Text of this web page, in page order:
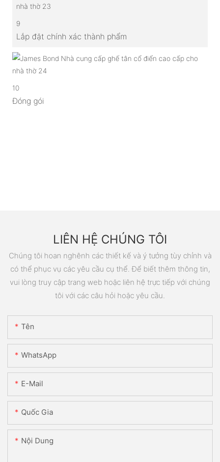
9
Lắp đặt chính xác thành phẩm
10
Đóng gói
LIÊN HỆ CHÚNG TÔI
Chúng tôi hoan nghênh các thiết kế và ý tưởng tùy chỉnh và
có thể phục vụ các yêu cầu cụ thể. Để biết thêm thông tin,
vui lòng truy cập trang web hoặc liên hệ trực tiếp với chúng
tôi với các câu hỏi hoặc yêu cầu.
Tên
WhatsApp
E-Mail
Quốc Gia
Nội Dung